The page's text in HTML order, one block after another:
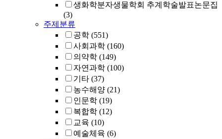
생화학분자생물학회 추계학술발표논문집
(3)
주제분류
공학 (551)
사회과학 (160)
의약학 (149)
자연과학 (100)
기타 (37)
농수해양 (21)
인문학 (19)
복합학 (12)
교육 (10)
예술체육 (6)